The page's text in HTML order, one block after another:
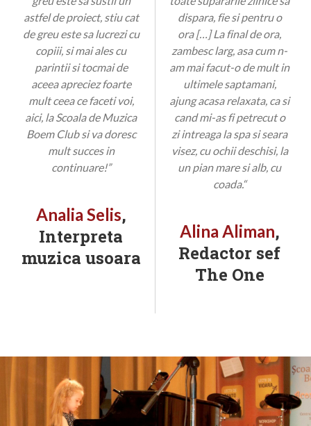
astfel de proiect, stiu cat
de greu este sa lucrezi cu
copiii, si mai ales cu
parintii si tocmai de
aceea apreciez foarte
mult ceea ce faceti voi,
aici, la Scoala de Muzica
Boem Club si va doresc
mult succes in
continuare!”
Analia Selis,
Interpreta
muzica usoara
dispara, fie si pentru o
ora […] La final de ora,
zambesc larg, asa cum n-
am mai facut-o de mult in
ultimele saptamani,
ajung acasa relaxata, ca si
cand mi-as fi petrecut o
zi intreaga la spa si seara
visez, cu ochii deschisi, la
un pian mare si alb, cu
coada.“
Alina Aliman,
Redactor sef
The One